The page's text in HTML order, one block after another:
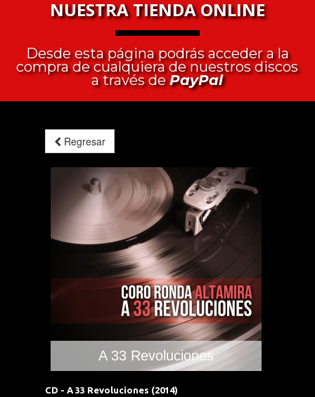
NUESTRA TIENDA ONLINE
Desde esta página podrás acceder a la
compra de cualquiera de nuestros discos
a través dePayPal
Regresar
A 33 Revoluciones
CD - A 33 Revoluciones (2014)